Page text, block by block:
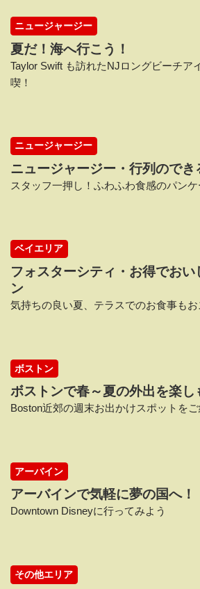
ニュージャージー
夏だ！海へ行こう！
Taylor Swift も訪れたNJロングビーチア
喫！
ニュージャージー
ニュージャージー・行列のでき
スタッフ一押し！ふわふわ食感のパン
ベイエリア
フォスターシティ・お得でおい
ン
気持ちの良い夏、テラスでのお食事もお
ボストン
ボストンで春～夏の外出を楽し
Boston近郊の週末お出かけスポットをご
アーバイン
アーバインで気軽に夢の国へ！
Downtown Disneyに行ってみよう
その他エリア